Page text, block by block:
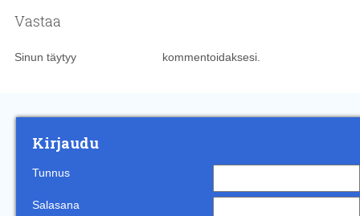
Vastaa
Sinun täytyy kommentoidaksesi.
Kirjaudu
Tunnus
Salasana